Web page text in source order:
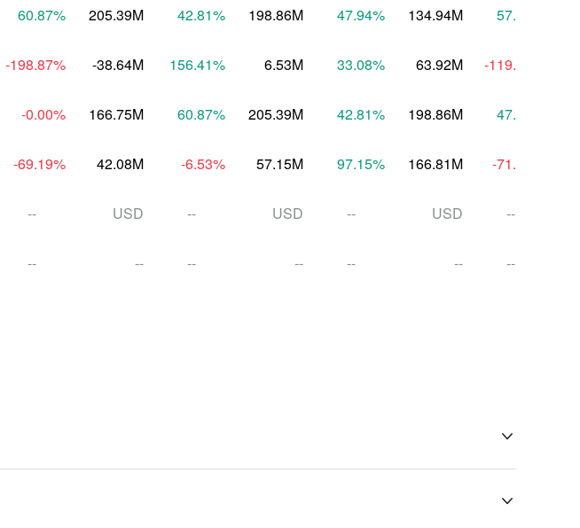
60.87% 205.39M 42.81% 198.86M 47.94% 134.94M 57.70
-198.87% -38.64M 156.41% 6.53M 33.08% 63.92M -119.04
-0.00% 166.75M 60.87% 205.39M 42.81% 198.86M 47.94
-69.19% 42.08M -6.53% 57.15M 97.15% 166.81M -71.26
-- USD -- USD -- USD --
-- -- -- -- -- -- --

